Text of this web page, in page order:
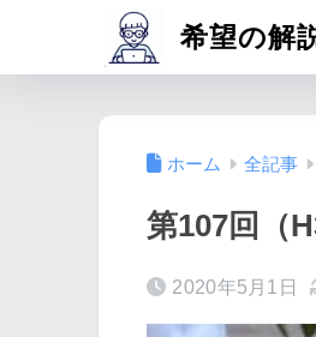
希望の解
ホーム 全記事
第107回（
2020年5月1日